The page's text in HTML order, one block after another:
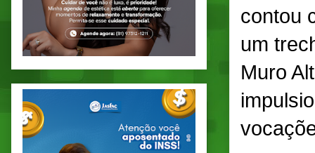
contou
um
Muro